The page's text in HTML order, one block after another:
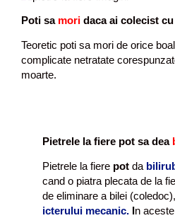
Poti sa mori daca ai colecist
Teoretic poti sa mori de orice
complicate netratate
moarte.
Pietrele la fiere pot sa dea
Pietrele la fiere pot da
cand o piatra plecata de la
de eliminare a bilei
icterului mecanic. In